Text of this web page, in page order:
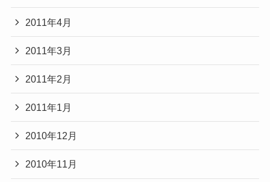
2011年4月
2011年3月
2011年2月
2011年1月
2010年12月
2010年11月